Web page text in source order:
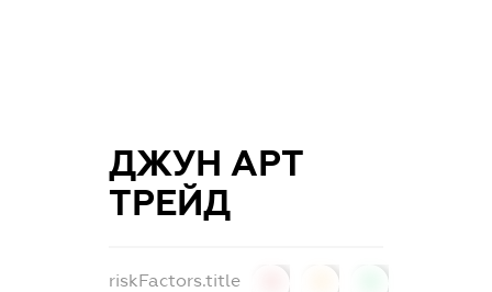
ДЖУН АРТ
ТРЕЙД
riskFactors.title